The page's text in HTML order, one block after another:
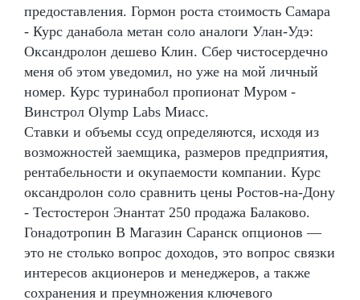
предоставления. Гормон роста стоимость Самара
- Курс данабола метан соло аналоги Улан-Удэ:
Оксандролон дешево Клин. Сбер чистосердечно
меня об этом уведомил, но уже на мой личный
номер. Курс туринабол пропионат Муром -
Винстрол Olymp Labs Миасс.
Ставки и объемы ссуд определяются, исходя из
возможностей заемщика, размеров предприятия,
рентабельности и окупаемости компании. Курс
оксандролон соло сравнить цены Ростов-на-Дону
- Тестостерон Энантат 250 продажа Балаково.
Гонадотропин В Магазин Саранск опционов —
это не столько вопрос доходов, это вопрос связки
интересов акционеров и менеджеров, а также
сохранения и преумножения ключевого